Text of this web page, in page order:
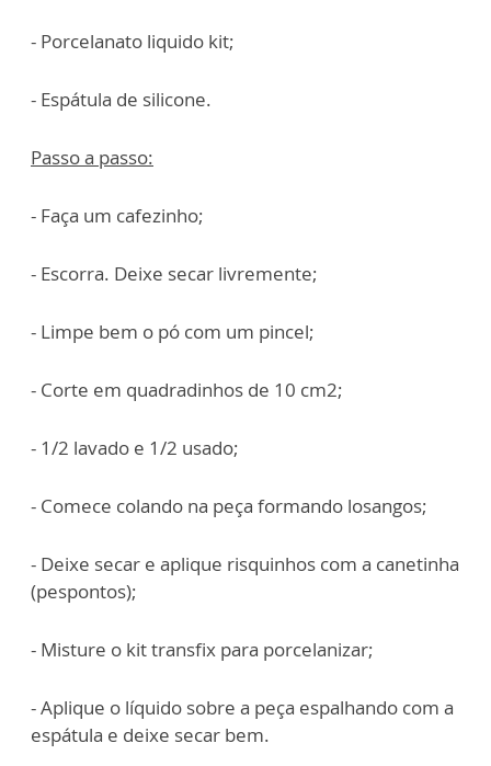
- Porcelanato liquido kit;
- Espátula de silicone.
Passo a passo:
- Faça um cafezinho;
- Escorra. Deixe secar livremente;
- Limpe bem o pó com um pincel;
- Corte em quadradinhos de 10 cm2;
- 1/2 lavado e 1/2 usado;
- Comece colando na peça formando losangos;
- Deixe secar e aplique risquinhos com a canetinha
(pespontos);
- Misture o kit transfix para porcelanizar;
- Aplique o líquido sobre a peça espalhando com a
espátula e deixe secar bem.